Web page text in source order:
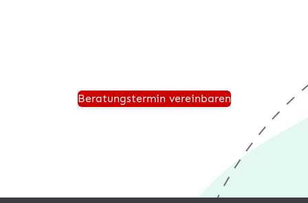
Beratungstermin vereinbaren